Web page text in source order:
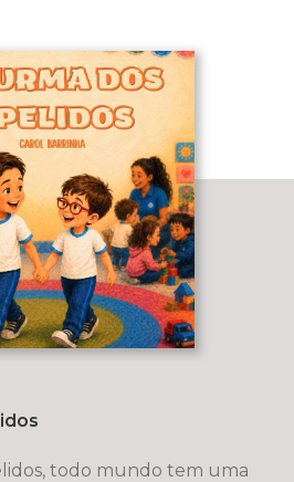
todo mundo tem uma